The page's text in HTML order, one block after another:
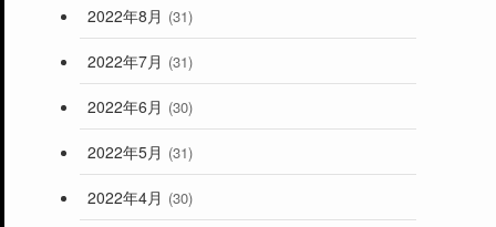
2022年8月 (31)
2022年7月 (31)
2022年6月 (30)
2022年5月 (31)
2022年4月 (30)